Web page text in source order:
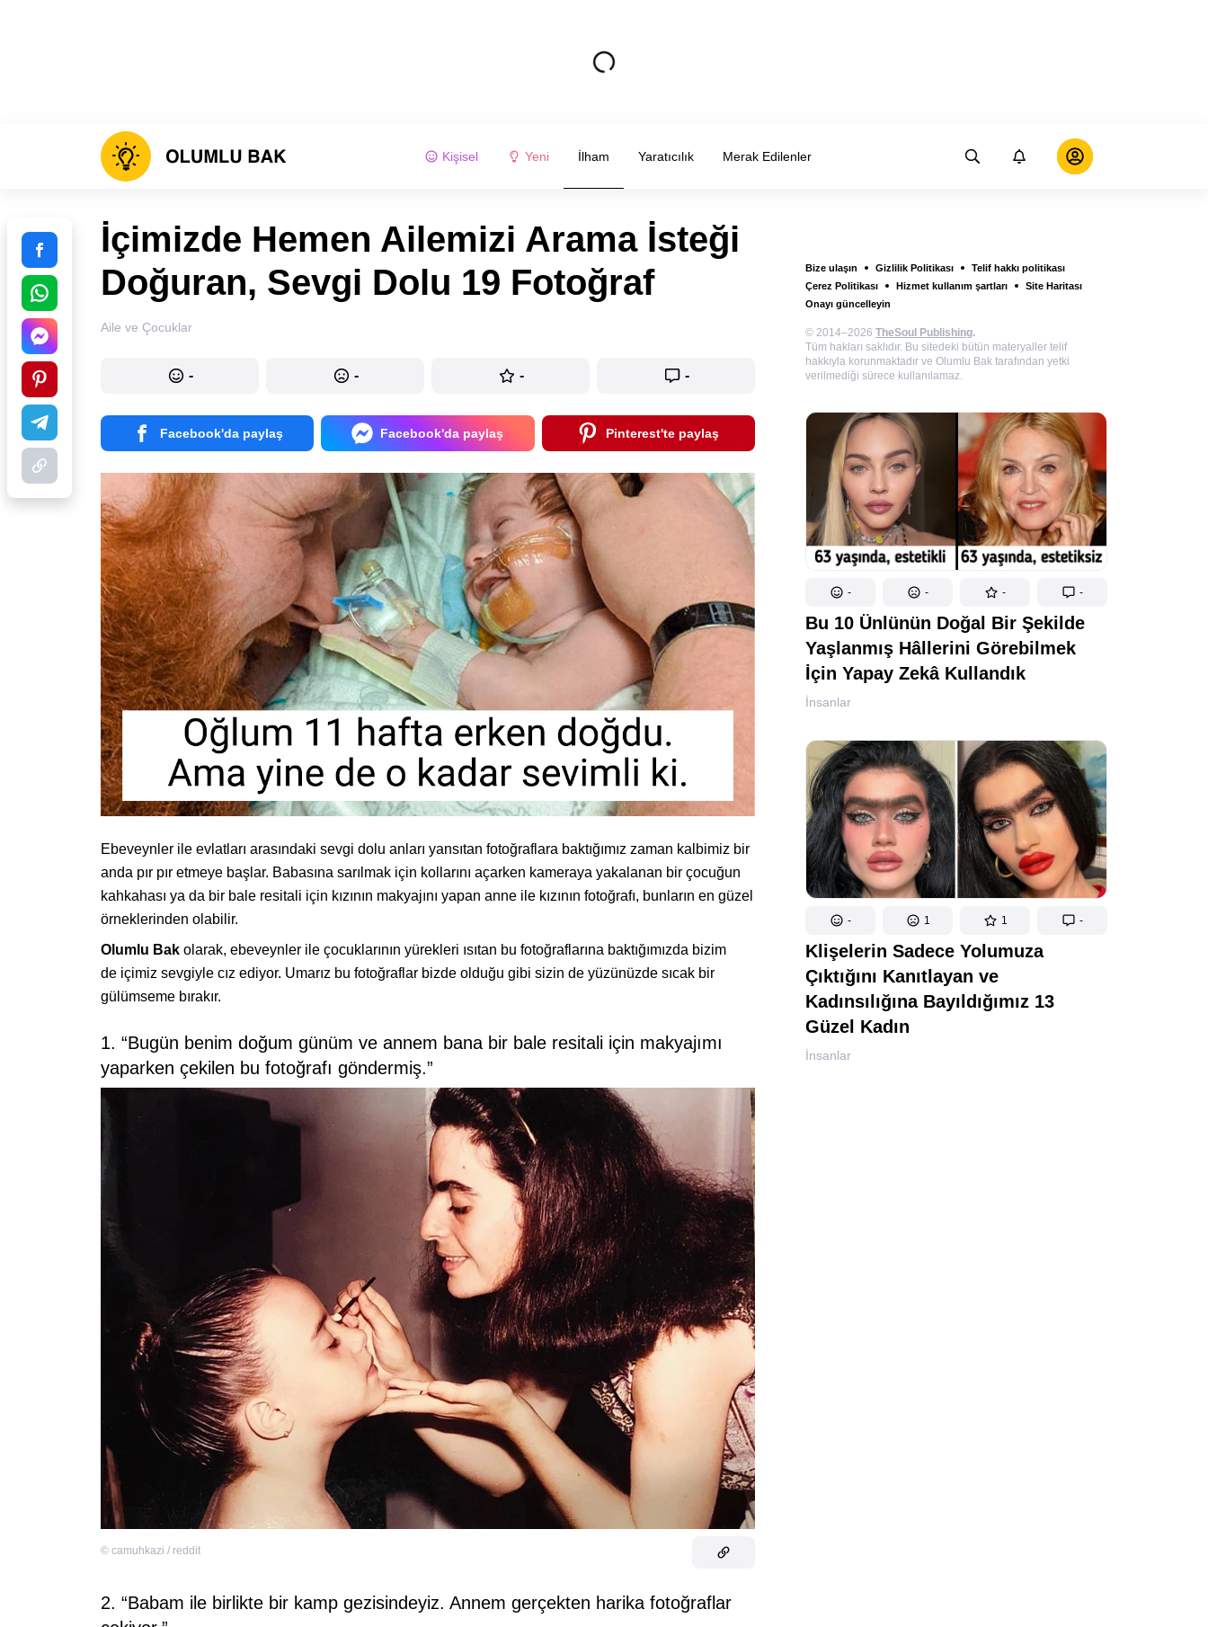
Kişisel Yeni İlham Yaratıcılık Merak Edilenler
Bize ulaşın Gizlilik Politikası
Telif hakkı politikası
Çerez Politikası
Hizmet kullanım şartları
Site Haritası
Onayı güncelleyin
© 2014–2026 TheSoul Publishing.
Tüm hakları saklıdır. Bu sitedeki bütün materyaller telif
hakkıyla korunmaktadır ve Olumlu Bak tarafından yetki
verilmediği sürece kullanılamaz.
- - - -
Bu 10 Ünlünün Doğal Bir Şekilde
Yaşlanmış Hâllerini Görebilmek
İçin Yapay Zekâ Kullandık
İnsanlar
- 1 1 -
Klişelerin Sadece Yolumuza
Çıktığını Kanıtlayan ve
Kadınsılığına Bayıldığımız 13
Güzel Kadın
İnsanlar
İçimizde Hemen Ailemizi Arama İsteği
Doğuran, Sevgi Dolu 19 Fotoğraf
Aile ve Çocuklar
- - - -
Facebook'da paylaş Facebook'da paylaş Pinterest'te paylaş
Ebeveynler ile evlatları arasındaki sevgi dolu anları yansıtan fotoğraflara baktığımız zaman kalbimiz bir
anda pır pır etmeye başlar. Babasına sarılmak için kollarını açarken kameraya yakalanan bir çocuğun
kahkahası ya da bir bale resitali için kızının makyajını yapan anne ile kızının fotoğrafı, bunların en güzel
örneklerinden olabilir.
Olumlu Bak olarak, ebeveynler ile çocuklarının yürekleri ısıtan bu fotoğraflarına baktığımızda bizim
de içimiz sevgiyle cız ediyor. Umarız bu fotoğraflar bizde olduğu gibi sizin de yüzünüzde sıcak bir
gülümseme bırakır.
1. “Bugün benim doğum günüm ve annem bana bir bale resitali için makyajımı
yaparken çekilen bu fotoğrafı göndermiş.”
© camuhkazi / reddit
2. “Babam ile birlikte bir kamp gezisindeyiz. Annem gerçekten harika fotoğraflar